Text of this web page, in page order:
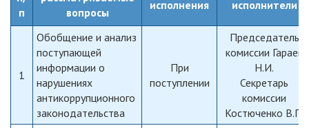
п
вопросы
исполнения
исполнители
1
Обобщение и анализ
поступающей
информации о
нарушениях
антикоррупционного
законодательства
При
поступлении
Председатель
комиссии Гараев
Н.И.
Секретарь
комиссии
Костюченко В.П.